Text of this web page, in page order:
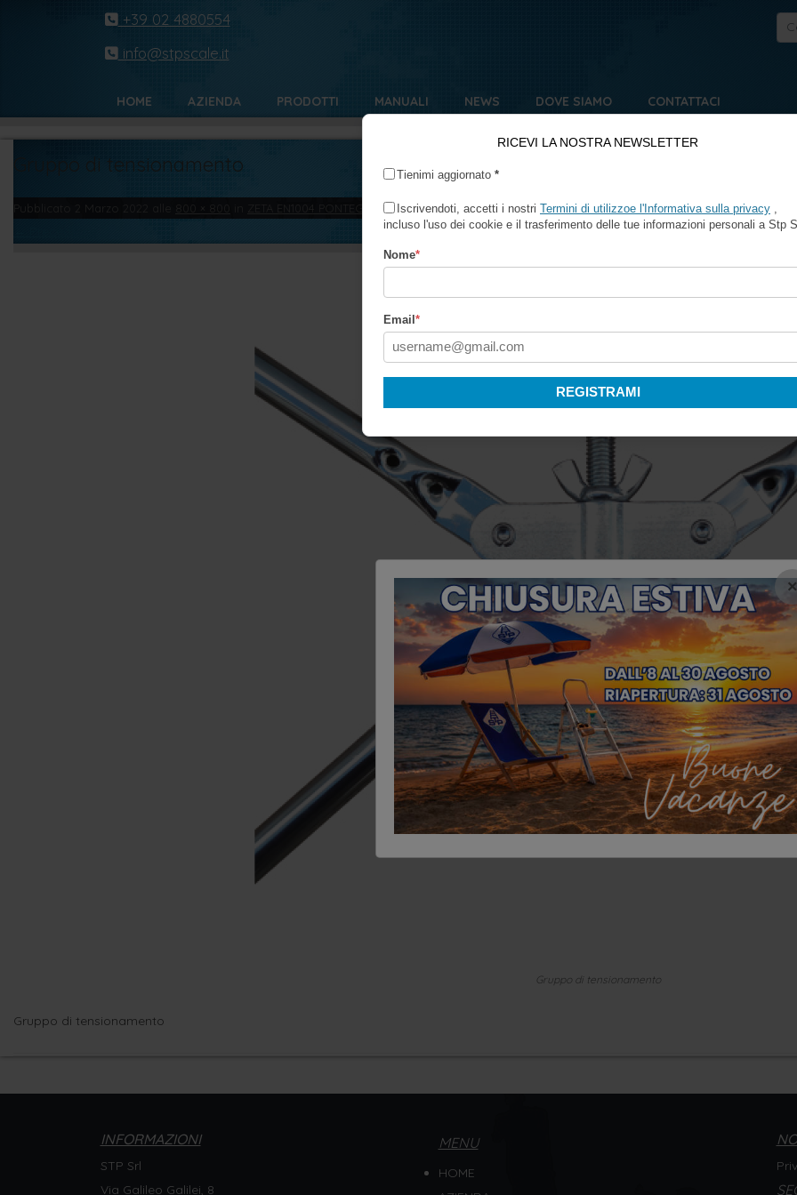
+39 02 4880554
info@stpscale.it
HOME AZIENDA PRODOTTI MANUALI NEWS DOVE SIAMO CONTATTACI
Gruppo di tensionamento
ZETA EN1004 PONTEGGI IN ACCIAIO.
Gruppo di tensionamento
Gruppo di tensionamento
INFORMAZIONI
STP Srl
Via Galileo Galilei, 8
MENU
HOME
RICEVI LA NOSTRA NEWSLETTER
Tienimi aggiornato *
Iscrivendoti, accetti i nostri Termini di utilizzoe l'Informativa sulla privacy
incluso l'uso dei cookie e il trasferimento delle tue informazioni personali a Stp
Nome*
Email*
REGISTRAMI
×